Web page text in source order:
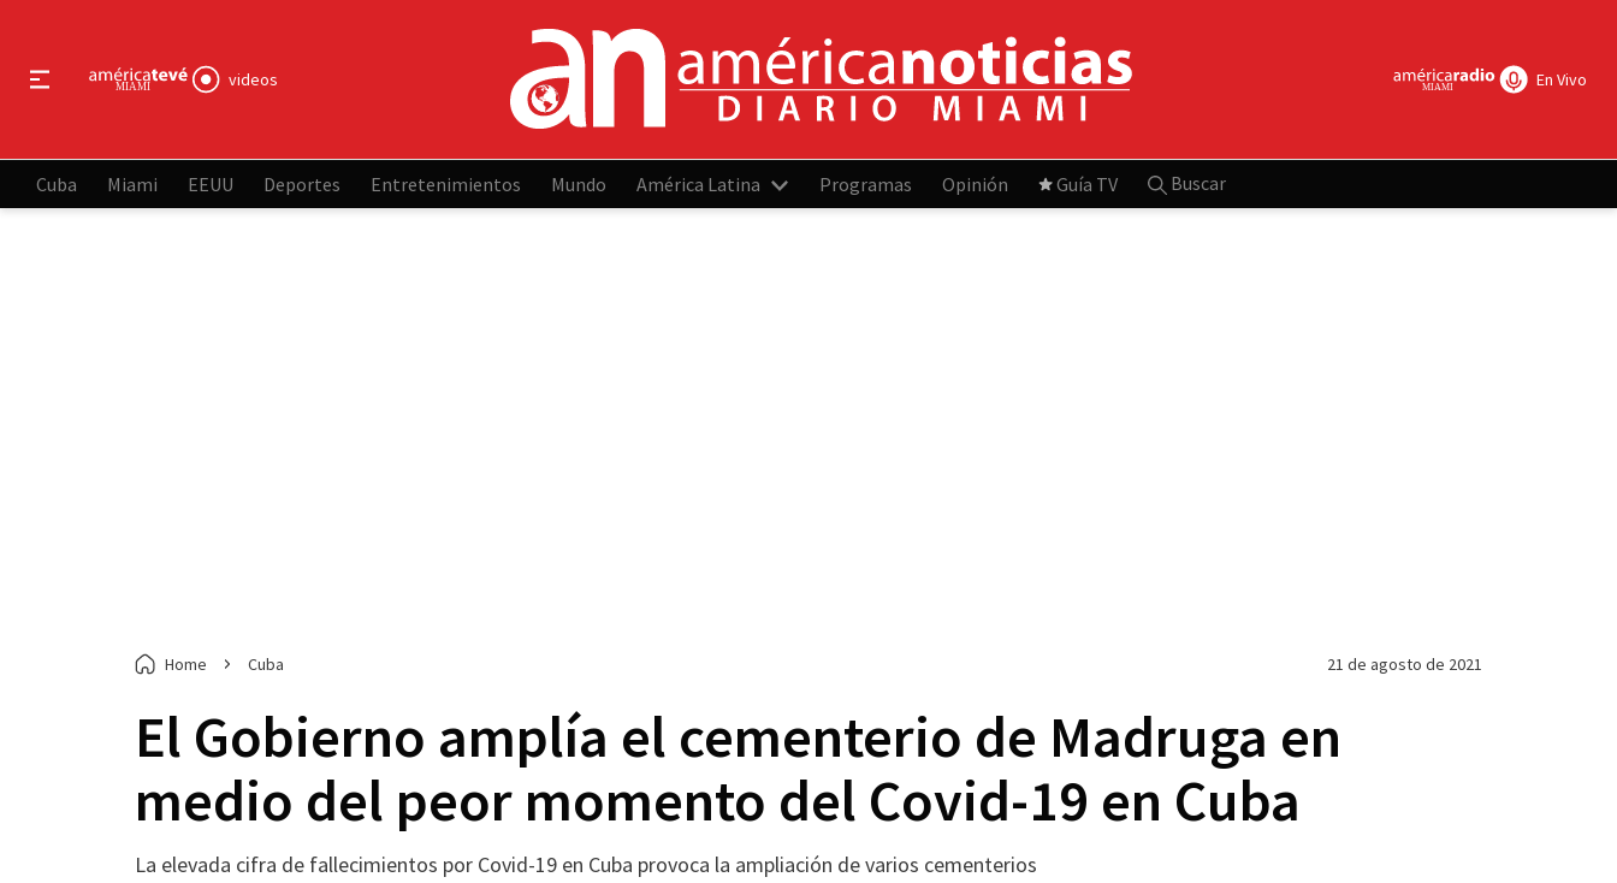
videos En Vivo
Cuba Miami EEUU Deportes Entretenimientos Mundo América Latina Programas Opinión Guía TV Buscar
Home Cuba 21 de agosto de 2021
El Gobierno amplía el cementerio de Madruga en
medio del peor momento del Covid-19 en Cuba
La elevada cifra de fallecimientos por Covid-19 en Cuba provoca la ampliación de varios cementerios